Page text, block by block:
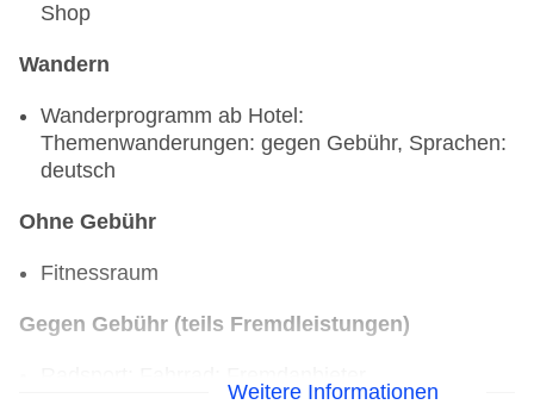
Shop
Wandern
Wanderprogramm ab Hotel:
Themenwanderungen: gegen Gebühr, Sprachen:
deutsch
Ohne Gebühr
Fitnessraum
Gegen Gebühr (teils Fremdleistungen)
Mountainbikes: Fremdanbieter, E-Bikes:
Weitere Informationen